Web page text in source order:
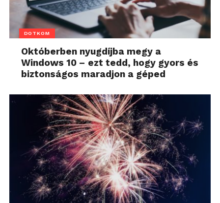
DOTKOM
Októberben nyugdíjba megy a
Windows 10 – ezt tedd, hogy gyors és
biztonságos maradjon a géped